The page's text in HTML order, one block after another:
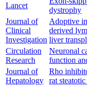
Lancet
dystrophy
Journal of
Clinical
Investigation
Adoptive
derived
liver
Circulation
Research
Neuronal
function
Journal of
Hepatology
Rho
rat